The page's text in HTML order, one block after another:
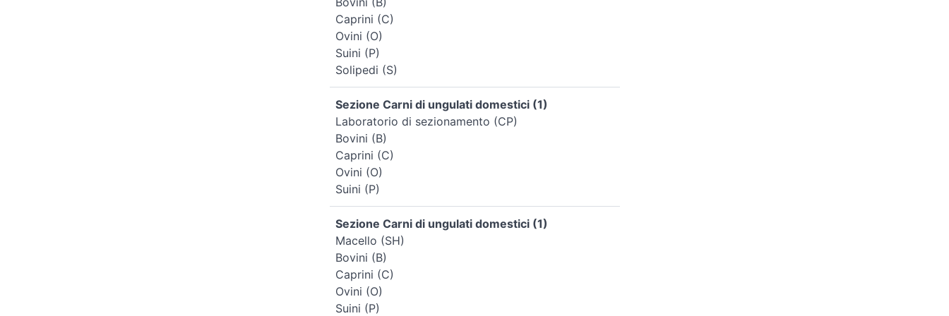
Caprini (C)
Ovini (O)
Suini (P)
Solipedi (S)
Sezione Carni di ungulati domestici (1)
Laboratorio di sezionamento (CP)
Bovini (B)
Caprini (C)
Ovini (O)
Suini (P)
Sezione Carni di ungulati domestici (1)
Macello (SH)
Bovini (B)
Caprini (C)
Ovini (O)
Suini (P)